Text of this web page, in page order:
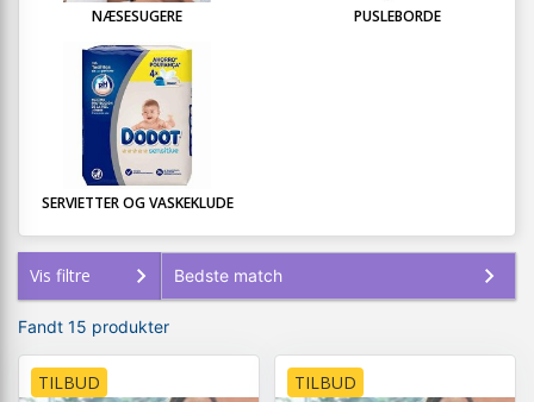
NÆSESUGERE PUSLEBORDE
SERVIETTER OG VASKEKLUDE
Vis filtre
Fandt 15 produkter
TILBUD TILBUD